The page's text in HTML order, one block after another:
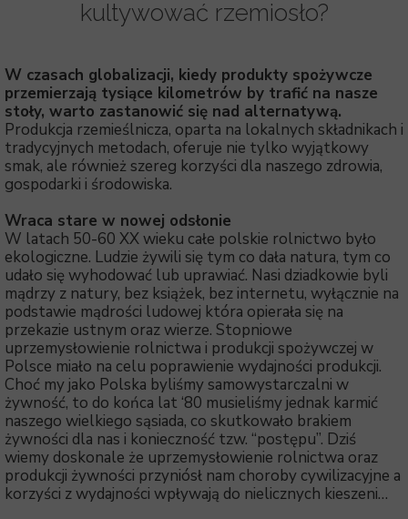
kultywować rzemiosło?
W czasach globalizacji, kiedy produkty spożywcze
przemierzają tysiące kilometrów by trafić na nasze
stoły, warto zastanowić się nad alternatywą.
Produkcja rzemieślnicza, oparta na lokalnych składnikach i
tradycyjnych metodach, oferuje nie tylko wyjątkowy
smak, ale również szereg korzyści dla naszego zdrowia,
gospodarki i środowiska.
Wraca stare w nowej odsłonie
W latach 50-60 XX wieku całe polskie rolnictwo było
ekologiczne. Ludzie żywili się tym co dała natura, tym co
udało się wyhodować lub uprawiać. Nasi dziadkowie byli
mądrzy z natury, bez książek, bez internetu, wyłącznie na
podstawie mądrości ludowej która opierała się na
przekazie ustnym oraz wierze. Stopniowe
uprzemysłowienie rolnictwa i produkcji spożywczej w
Polsce miało na celu poprawienie wydajności produkcji.
Choć my jako Polska byliśmy samowystarczalni w
żywność, to do końca lat ‘80 musieliśmy jednak karmić
naszego wielkiego sąsiada, co skutkowało brakiem
żywności dla nas i konieczność tzw. “postępu”. Dziś
wiemy doskonale że uprzemysłowienie rolnictwa oraz
produkcji żywności przyniósł nam choroby cywilizacyjne a
korzyści z wydajności wpływają do nielicznych kieszeni…